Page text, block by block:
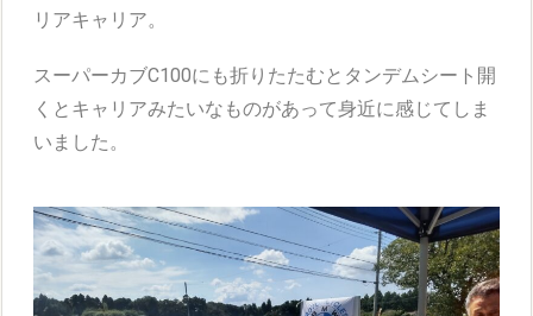
リアキャリア。
スーパーカブC100にも折りたたむとタンデムシート開
くとキャリアみたいなものがあって身近に感じてしま
いました。